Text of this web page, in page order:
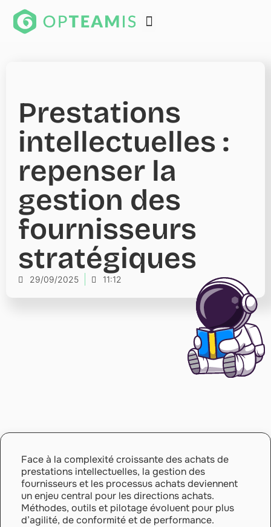
Prestations
intellectuelles :
repenser la
gestion des
fournisseurs
stratégiques
29/09/2025 11:12
Face à la complexité croissante des achats de
prestations intellectuelles, la gestion des
fournisseurs et les processus achats deviennent
un enjeu central pour les directions achats.
Méthodes, outils et pilotage évoluent pour plus
d’agilité, de conformité et de performance.